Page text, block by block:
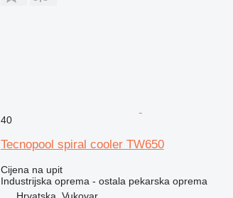
40
Tecnopool spiral cooler TW650
Cijena na upit
Industrijska oprema - ostala pekarska oprema
Hrvatska, Vukovar